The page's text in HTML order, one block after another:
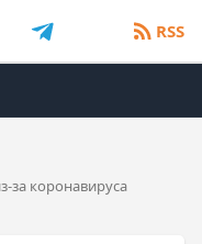
RSS
за коронавируса